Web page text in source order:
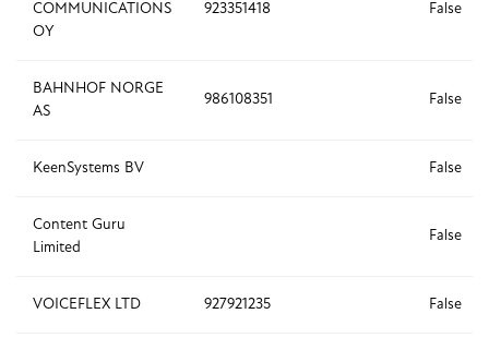
COMMUNICATIONS
OY
923351418 False
BAHNHOF NORGE
AS
986108351 False
KeenSystems BV False
Content Guru
Limited
False
VOICEFLEX LTD 927921235 False